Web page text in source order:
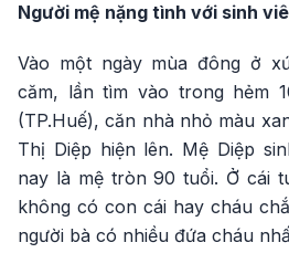
Người mệ nặng tình với sinh
Vào một ngày mùa đông ở
căm, lần tìm vào trong hẻm
(TP.Huế), căn nhà nhỏ màu
Thị Diệp hiện lên. Mệ Diệp
nay là mệ tròn 90 tuổi. Ở cái
không có con cái hay cháu
người bà có nhiều đứa cháu